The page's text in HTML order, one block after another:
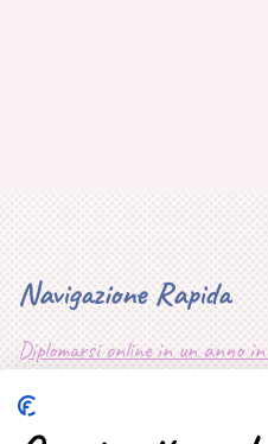
Navigazione Rapida
Diplomarsi online in un anno
Mappa Sito